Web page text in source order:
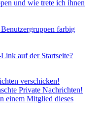
und wie trete ich ihnen
farbig
auf der Startseite?
verschicken!
Private Nachrichten!
einem Mitglied dieses